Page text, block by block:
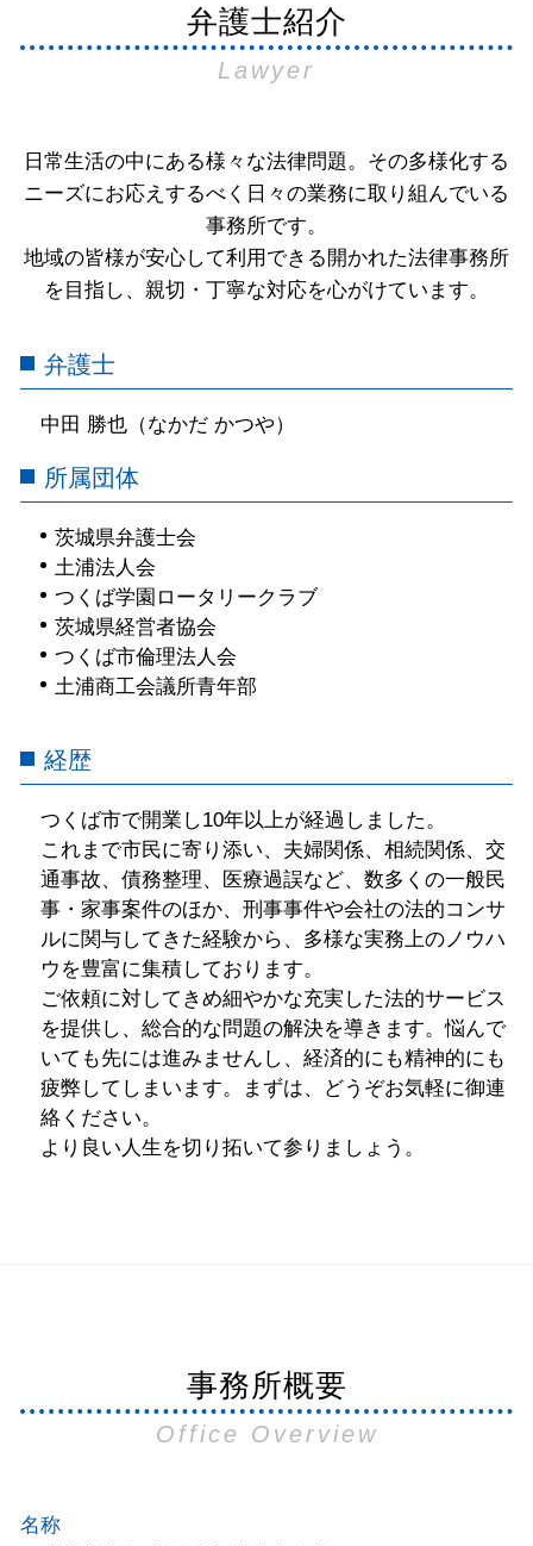
弁護士紹介
Lawyer
日常生活の中にある様々な法律問題。その多様化する
ニーズにお応えするべく日々の業務に取り組んでいる
事務所です。
地域の皆様が安心して利用できる開かれた法律事務所
を目指し、親切・丁寧な対応を心がけています。
弁護士
中田 勝也（なかだ かつや）
所属団体
茨城県弁護士会
土浦法人会
つくば学園ロータリークラブ
茨城県経営者協会
つくば市倫理法人会
土浦商工会議所青年部
経歴
つくば市で開業し10年以上が経過しました。
これまで市民に寄り添い、夫婦関係、相続関係、交
通事故、債務整理、医療過誤など、数多くの一般民
事・家事案件のほか、刑事事件や会社の法的コンサ
ルに関与してきた経験から、多様な実務上のノウハ
ウを豊富に集積しております。
ご依頼に対してきめ細やかな充実した法的サービス
を提供し、総合的な問題の解決を導きます。悩んで
いても先には進みませんし、経済的にも精神的にも
疲弊してしまいます。まずは、どうぞお気軽に御連
絡ください。
より良い人生を切り拓いて参りましょう。
事務所概要
Office Overview
名称